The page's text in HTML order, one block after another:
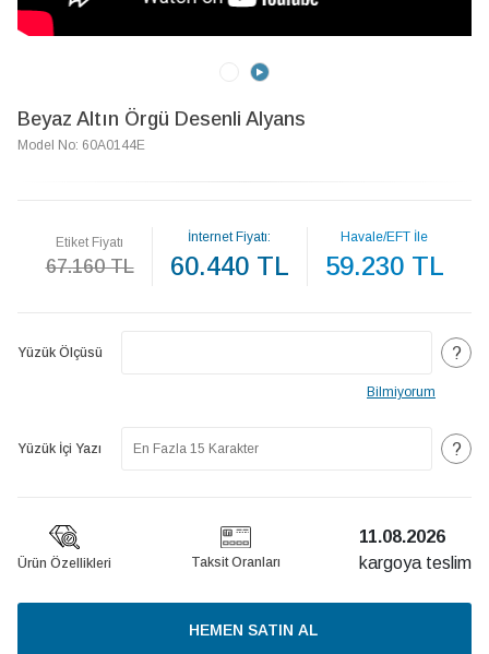
Beyaz Altın Örgü Desenli Alyans
Model No: 60A0144E
Etiket Fiyatı
67.160 TL
İnternet Fiyatı:
60.440 TL
Havale/EFT İle
59.230 TL
Yüzük Ölçüsü ?
Bilmiyorum
Yüzük İçi Yazı ?
Ürün Özellikleri Taksit Oranları
11.08.2026
kargoya teslim
HEMEN SATIN AL